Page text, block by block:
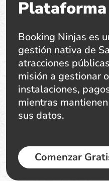
Plataforma
Booking Ninjas es
gestión nativa de
atracciones
misión a gestionar
instalaciones,
mientras
sus datos.
Comenzar